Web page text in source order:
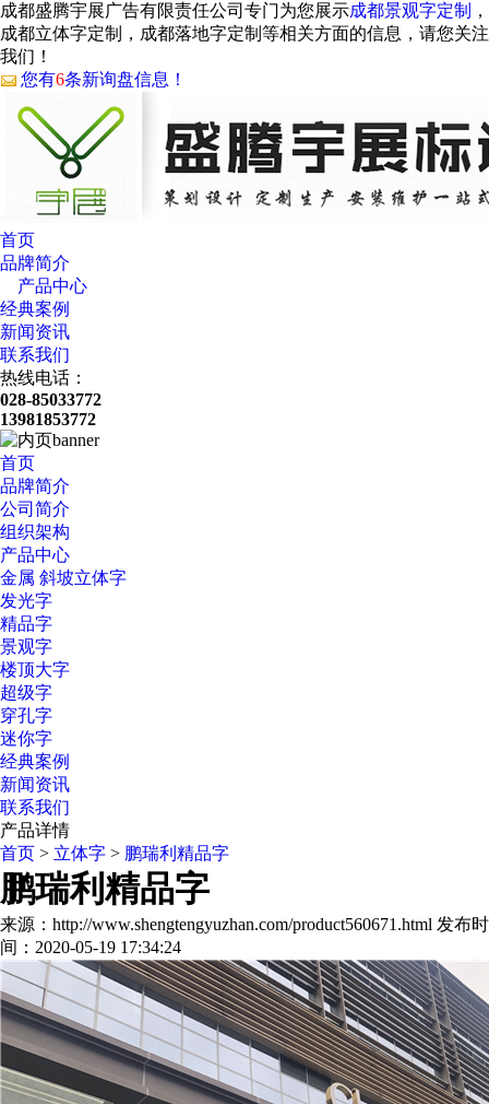
成都盛腾宇展广告有限责任公司专门为您展示成都景观字定制
，
成都立体字定制，成都落地字定制等相关方面的信息，请您关注
我们！
您有6条新询盘信息！
首页
品牌简介
产品中心
经典案例
新闻资讯
联系我们
热线电话：
028-85033772
13981853772
首页
品牌简介
公司简介
组织架构
产品中心
金属 斜坡立体字
发光字
精品字
景观字
楼顶大字
超级字
穿孔字
迷你字
经典案例
新闻资讯
联系我们
产品详情
首页 > 立体字 > 鹏瑞利精品字
鹏瑞利精品字
来源：http://www.shengtengyuzhan.com/product560671.html 发布时
间：2020-05-19 17:34:24